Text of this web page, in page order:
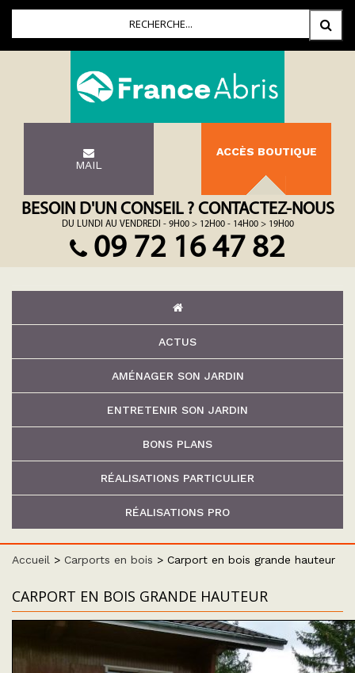
MAIL
ACCÈS BOUTIQUE
BESOIN D'UN CONSEIL ? CONTACTEZ-NOUS
DU LUNDI AU VENDREDI - 9H00 > 12H00 - 14H00 > 19H00
09 72 16 47 82
ACTUS
AMÉNAGER SON JARDIN
ENTRETENIR SON JARDIN
BONS PLANS
RÉALISATIONS PARTICULIER
RÉALISATIONS PRO
Accueil > Carports en bois > Carport en bois grande hauteur
CARPORT EN BOIS GRANDE HAUTEUR